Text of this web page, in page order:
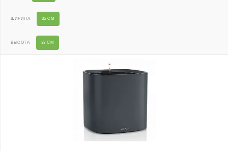
ШИРИНА 35 СМ
ВЫСОТА 33 СМ